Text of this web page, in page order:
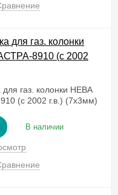
для газ. колонки
8910 (с 2002
газ. колонки НЕВА
(с 2002 г.в.) (7х3мм)
В наличии